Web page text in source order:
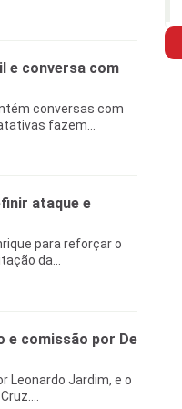
e conversa com
conversas com
fazem...
ataque e
para reforçar o
da...
e comissão por De
Leonardo Jardim, e o